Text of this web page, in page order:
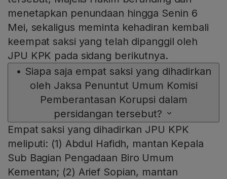
menetapkan penundaan hingga Senin 6
Mei, sekaligus meminta kehadiran kembali
keempat saksi yang telah dipanggil oleh
JPU KPK pada sidang berikutnya.
• Siapa saja empat saksi yang dihadirkan
oleh Jaksa Penuntut Umum Komisi
Pemberantasan Korupsi dalam
persidangan tersebut?
Empat saksi yang dihadirkan JPU KPK
meliputi: (1) Abdul Hafidh, mantan Kepala
Sub Bagian Pengadaan Biro Umum
Kementan; (2) Arief Sopian, mantan